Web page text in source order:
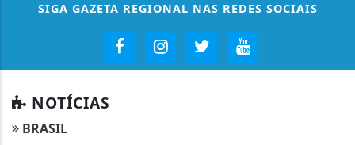
SIGA GAZETA REGIONAL NAS REDES SOCIAIS
NOTÍCIAS
BRASIL